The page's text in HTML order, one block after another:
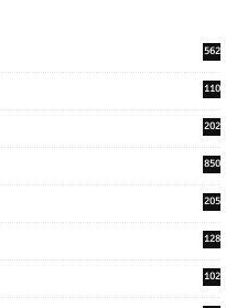
562
110
202
850
205
128
102